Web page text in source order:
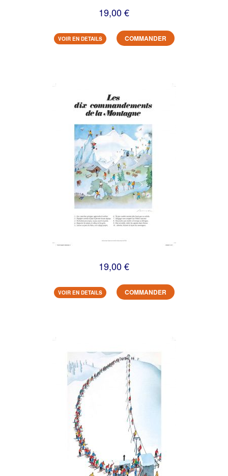
19,00 €
VOIR EN DETAILS COMMANDER
19,00 €
VOIR EN DETAILS COMMANDER